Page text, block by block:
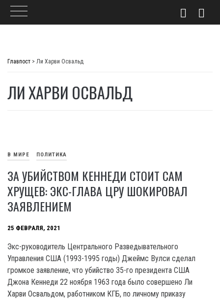
Главпост > Ли Харви Освальд
ЛИ ХАРВИ ОСВАЛЬД
В МИРЕ ПОЛИТИКА
ЗА УБИЙСТВОМ КЕННЕДИ СТОИТ САМ
ХРУЩЕВ: ЭКС-ГЛАВА ЦРУ ШОКИРОВАЛ
ЗАЯВЛЕНИЕМ
25 ФЕВРАЛЯ, 2021
Экс-руководитель Центрального Разведывательного
Управления США (1993-1995 годы) Джеймс Вулси сделал
громкое заявление, что убийство 35-го президента США
Джона Кеннеди 22 ноября 1963 года было совершено Ли
Харви Освальдом, работником КГБ, по личному приказу